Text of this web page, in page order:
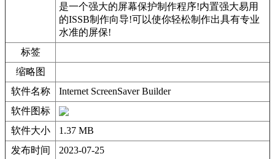
是一个强大的屏幕保护制作程序!内置强大易用
的ISSB制作向导!可以使你轻松制作出具有专业
水准的屏保!
标签
缩略图
软件名称
Internet ScreenSaver Builder
软件图标
软件大小
1.37 MB
发布时间
2023-07-25